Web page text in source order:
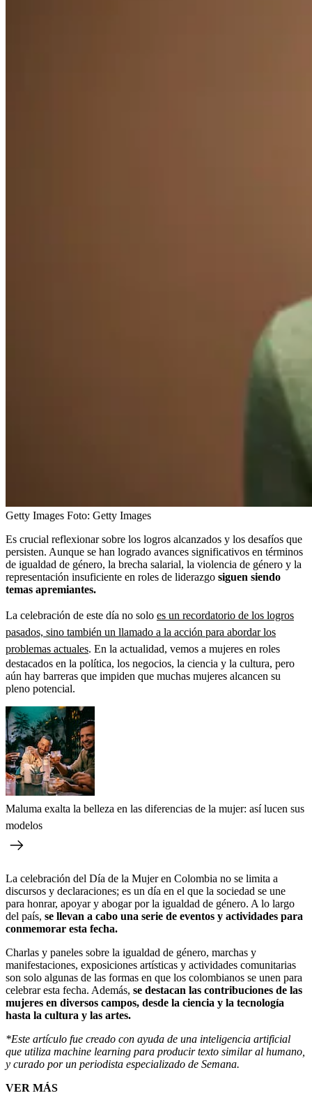
Getty Images Foto: Getty Images
Es crucial reflexionar sobre los logros alcanzados y los desafíos que
persisten. Aunque se han logrado avances significativos en términos
de igualdad de género, la brecha salarial, la violencia de género y la
representación insuficiente en roles de liderazgo siguen siendo
temas apremiantes.
La celebración de este día no solo es un recordatorio de los logros
pasados, sino también un llamado a la acción para abordar los
problemas actuales. En la actualidad, vemos a mujeres en roles
destacados en la política, los negocios, la ciencia y la cultura, pero
aún hay barreras que impiden que muchas mujeres alcancen su
pleno potencial.
Maluma exalta la belleza en las diferencias de la mujer: así lucen sus
modelos
La celebración del Día de la Mujer en Colombia no se limita a
discursos y declaraciones; es un día en el que la sociedad se une
para honrar, apoyar y abogar por la igualdad de género. A lo largo
del país, se llevan a cabo una serie de eventos y actividades para
conmemorar esta fecha.
Charlas y paneles sobre la igualdad de género, marchas y
manifestaciones, exposiciones artísticas y actividades comunitarias
son solo algunas de las formas en que los colombianos se unen para
celebrar esta fecha. Además, se destacan las contribuciones de las
mujeres en diversos campos, desde la ciencia y la tecnología
hasta la cultura y las artes.
*Este artículo fue creado con ayuda de una inteligencia artificial
que utiliza machine learning para producir texto similar al humano,
y curado por un periodista especializado de Semana.
VER MÁS